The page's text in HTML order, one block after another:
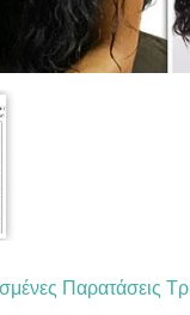
Παρατάσεις